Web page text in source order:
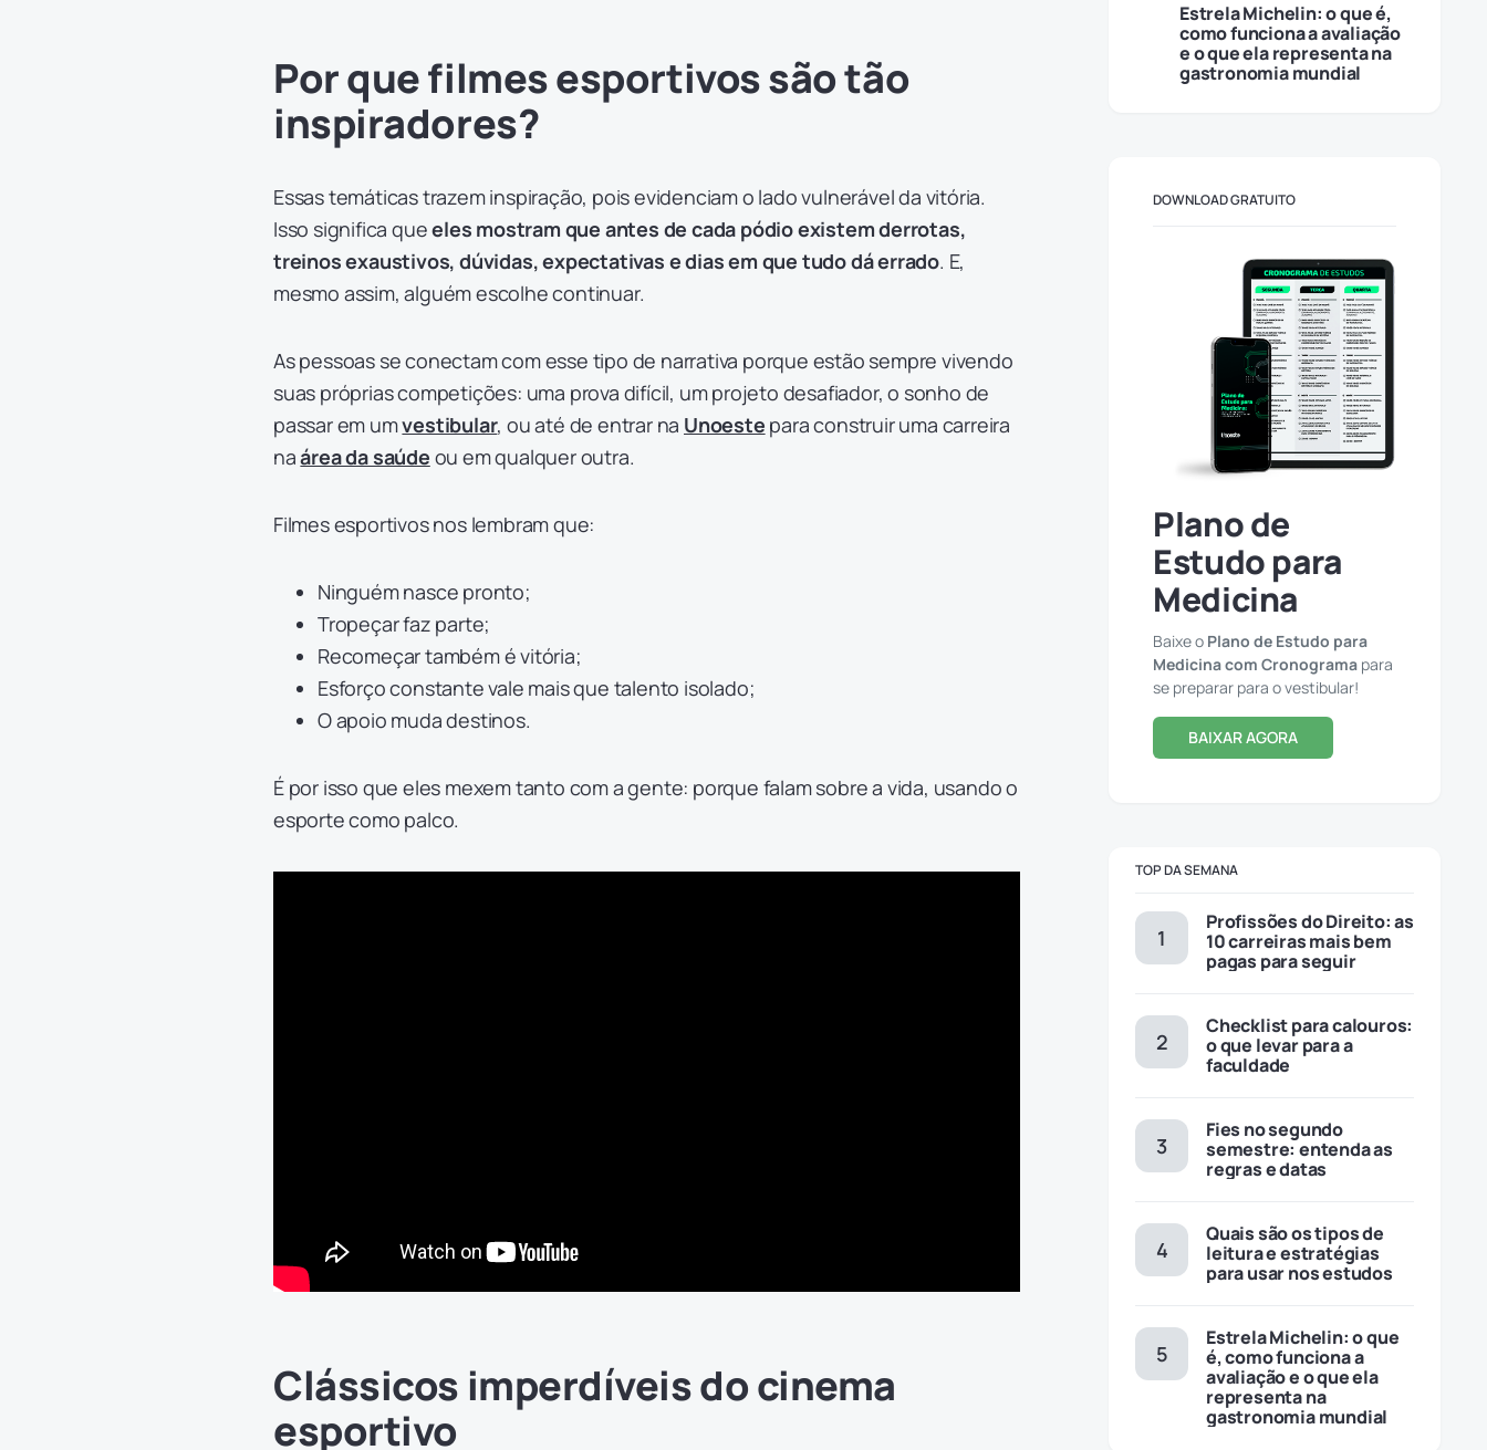
Por que filmes esportivos são tão
inspiradores?
Essas temáticas trazem inspiração, pois evidenciam o lado vulnerável da vitória.
Isso significa queeles mostram que antes de cada pódio existem derrotas,
treinos exaustivos, dúvidas, expectativas e dias em que tudo dá errado. E,
mesmo assim, alguém escolhe continuar.
As pessoas se conectam com esse tipo de narrativa porque estão sempre vivendo
suas próprias competições: uma prova difícil, um projeto desafiador, o sonho de
passar em umvestibular, ou até de entrar na Unoeste para construir uma carreira
naárea da saúde ou em qualquer outra.
Filmes esportivos nos lembram que:
Ninguém nasce pronto;
Tropeçar faz parte;
Recomeçar também é vitória;
Esforço constante vale mais que talento isolado;
O apoio muda destinos.
É por isso que eles mexem tanto com a gente: porque falam sobre a vida, usando o
esporte como palco.
Clássicos imperdíveis do cinema
esportivo
Estrela Michelin: o que é,
como funciona a avaliação
e o que ela representa na
gastronomia mundial
DOWNLOAD GRATUITO
Plano de
Estudo para
Medicina
Baixe o Plano de Estudo para
Medicina com Cronograma
se preparar para o vestibular!
BAIXAR AGORA
TOP DA SEMANA
Profissões do Direito: as
10 carreiras mais bem
pagas para seguir
Checklist para calouros:
o que levar para a
faculdade
Fies no segundo
semestre: entenda as
regras e datas
Quais são os tipos de
leitura e estratégias
para usar nos estudos
Estrela Michelin: o que
é, como funciona a
avaliação e o que ela
representa na
gastronomia mundial